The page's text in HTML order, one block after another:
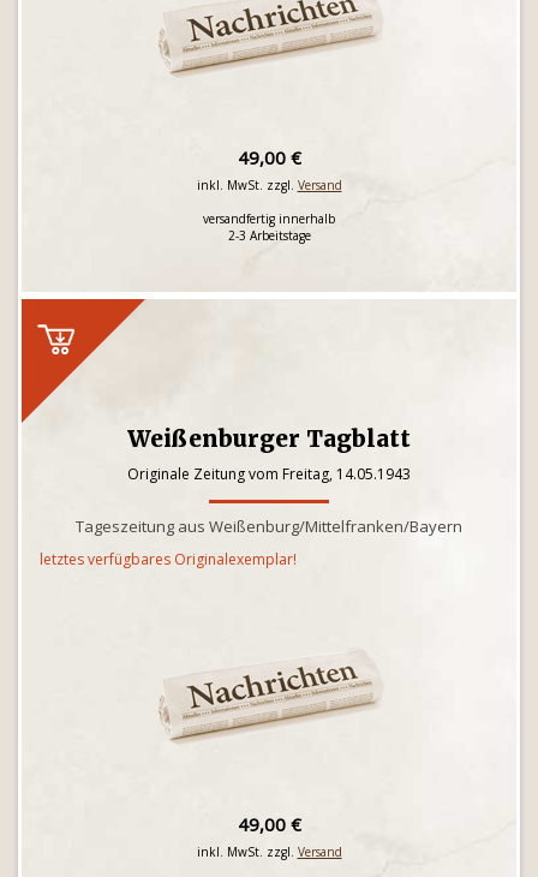
49,00 €
inkl. MwSt. zzgl. Versand
versandfertig innerhalb
2-3 Arbeitstage
Weißenburger Tagblatt
Originale Zeitung vom Freitag, 14.05.1943
Tageszeitung aus Weißenburg/Mittelfranken/Bayern
letztes verfügbares Originalexemplar!
49,00 €
inkl. MwSt. zzgl. Versand